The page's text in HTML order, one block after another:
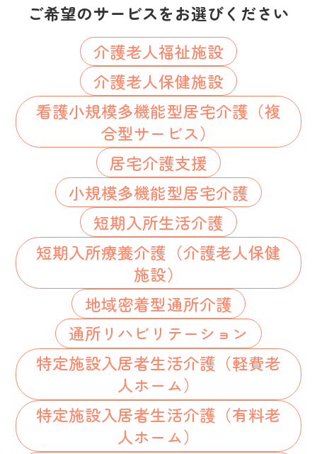
ご希望のサービスをお選びください
介護老人福祉施設
介護老人保健施設
看護小規模多機能型居宅介護（複
合型サービス）
居宅介護支援
小規模多機能型居宅介護
短期入所生活介護
短期入所療養介護（介護老人保健
施設）
地域密着型通所介護
通所リハビリテーション
特定施設入居者生活介護（軽費老
人ホーム）
特定施設入居者生活介護（有料老
人ホーム）